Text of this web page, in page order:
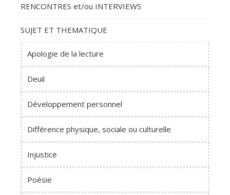
RENCONTRES et/ou INTERVIEWS
SUJET ET THEMATIQUE
Apologie de la lecture
Deuil
Développement personnel
Différence physique, sociale ou culturelle
Injustice
Poésie